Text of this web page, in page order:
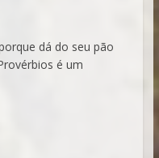
dá do seu pão
é um